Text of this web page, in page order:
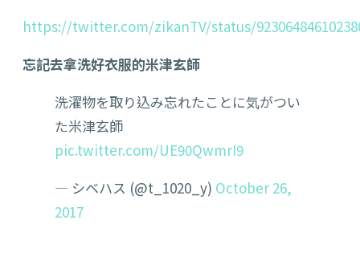
https://twitter.com/zikanTV/status/
忘記去拿洗好衣服的米津玄師
洗濯物を取り込み忘れたことに気がつい
た米津玄師
pic.twitter.com/UE90QwmrI9
— シベハス (@t_1020_y) October 26,
2017